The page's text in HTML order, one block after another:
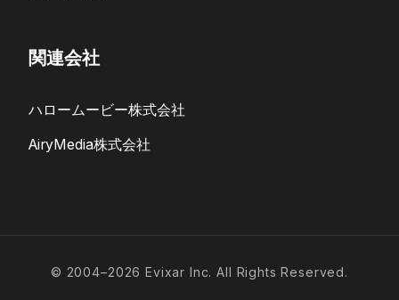
関連会社
ハロームービー株式会社
AiryMedia株式会社
© 2004–2026 Evixar Inc. All Rights Reserved.